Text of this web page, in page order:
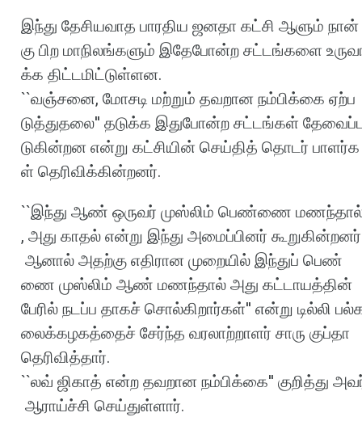
இந்து தேசியவாத பாரதிய ஜனதா கட்சி ஆளும் நான்
கு பிற மாநிலங்களும் இதேபோன்ற சட்டங்களை
க்க திட்டமிட்டுள்ளன.
``வஞ்சனை, மோசடி மற்றும் தவறான நம்பிக்கை ஏற்ப
டுத்துதலை'' தடுக்க இதுபோன்ற சட்டங்கள்
டுகின்றன என்று கட்சியின் செய்தித் தொடர் பாளர்க
ள் தெரிவிக்கின்றனர்.
``இந்து ஆண் ஒருவர் முஸ்லிம் பெண்ணை
, அது காதல் என்று இந்து அமைப்பினர் கூறுகின்றனர்
ஆனால் அதற்கு எதிரான முறையில் இந்துப் பெண்
ணை முஸ்லிம் ஆண் மணந்தால் அது கட்டாயத்தின்
பேரில் நடப்ப தாகச் சொல்கிறார்கள்'' என்று டில்லி
லைக்கழகத்தைச் சேர்ந்த வரலாற்றாளர் சாரு குப்தா
தெரிவித்தார்.
``லவ் ஜிகாத் என்ற தவறான நம்பிக்கை'' குறித்து
ஆராய்ச்சி செய்துள்ளார்.